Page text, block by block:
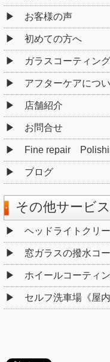
お客様の声
初めての方へ
ガラスコーティン
アフターケアにつ
店舗紹介
お問合せ
Fine repair
ブログ
その他サービス
ヘッドライトクリ
窓ガラスの撥水コ
ホイールコーティ
セルフ洗車場《屋